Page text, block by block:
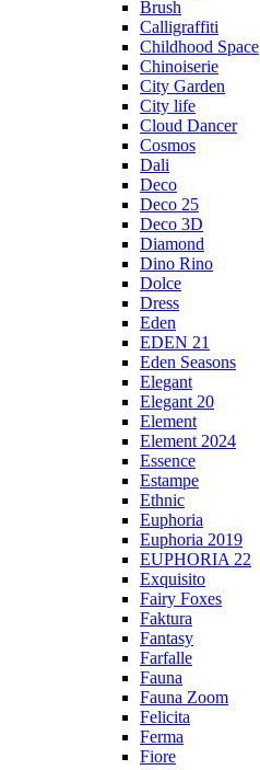
Brush
Calligraffiti
Childhood Space
Chinoiserie
City Garden
City life
Cloud Dancer
Cosmos
Dali
Deco
Deco 25
Deco 3D
Diamond
Dino Rino
Dolce
Dress
Eden
EDEN 21
Eden Seasons
Elegant
Elegant 20
Element
Element 2024
Essence
Estampe
Ethnic
Euphoria
Euphoria 2019
EUPHORIA 22
Exquisito
Fairy Foxes
Faktura
Fantasy
Farfalle
Fauna
Fauna Zoom
Felicita
Ferma
Fiore